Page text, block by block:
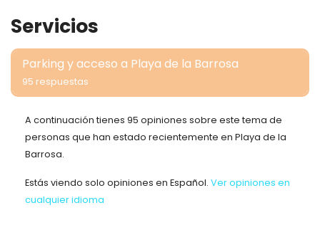
Servicios
Parking y acceso a Playa de la Barrosa
95 respuestas
A continuación tienes 95 opiniones sobre este tema de
personas que han estado recientemente en Playa de la
Barrosa.
Estás viendo solo opiniones en Español. Ver opiniones en
cualquier idioma